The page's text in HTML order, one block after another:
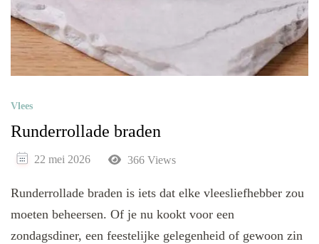
Vlees
Runderrollade braden
22 mei 2026 366 Views
Runderrollade braden is iets dat elke vleesliefhebber zou
moeten beheersen. Of je nu kookt voor een
zondagsdiner, een feestelijke gelegenheid of gewoon zin